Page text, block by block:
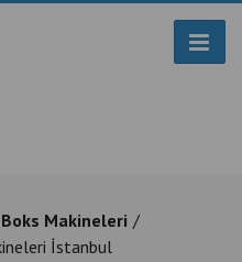
Makineleri
İstanbul